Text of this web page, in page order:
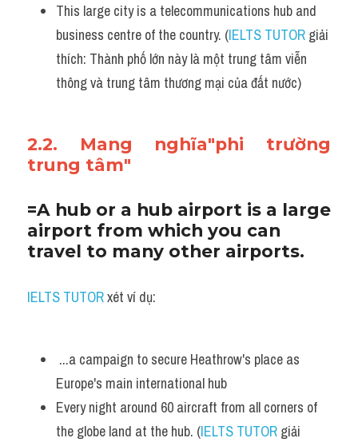
This large city is a telecommunications hub and
business centre of the country. (IELTS TUTOR giải
thích: Thành phố lớn này là một trung tâm viễn
thông và trung tâm thương mại của đất nước)
2.2. Mang nghĩa"phi trường
trung tâm"
=A hub or a hub airport is a large
airport from which you can
travel to many other airports.
IELTS TUTOR xét ví dụ:
...a campaign to secure Heathrow's place as
Europe's main international hub
Every night around 60 aircraft from all corners of
the globe land at the hub. (IELTS TUTOR giải